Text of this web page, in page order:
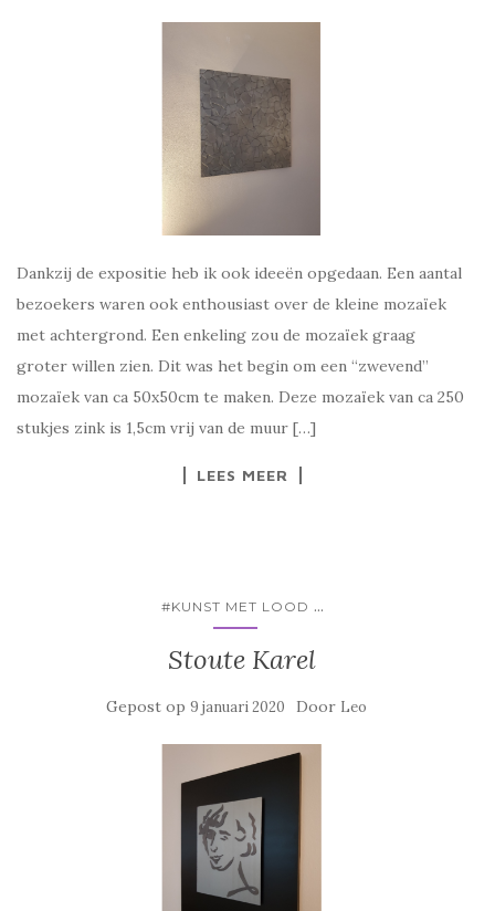
Dankzij de expositie heb ik ook ideeën opgedaan. Een aantal
bezoekers waren ook enthousiast over de kleine mozaïek
met achtergrond. Een enkeling zou de mozaïek graag
groter willen zien. Dit was het begin om een “zwevend”
mozaïek van ca 50x50cm te maken. Deze mozaïek van ca 250
stukjes zink is 1,5cm vrij van de muur […]
LEES MEER
#KUNST MET LOOD ...
Stoute Karel
Gepost op 9 januari 2020 Door Leo